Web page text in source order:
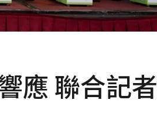
應 聯合記者